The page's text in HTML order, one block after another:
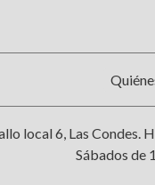
local 6, Las Condes.
Sábados de